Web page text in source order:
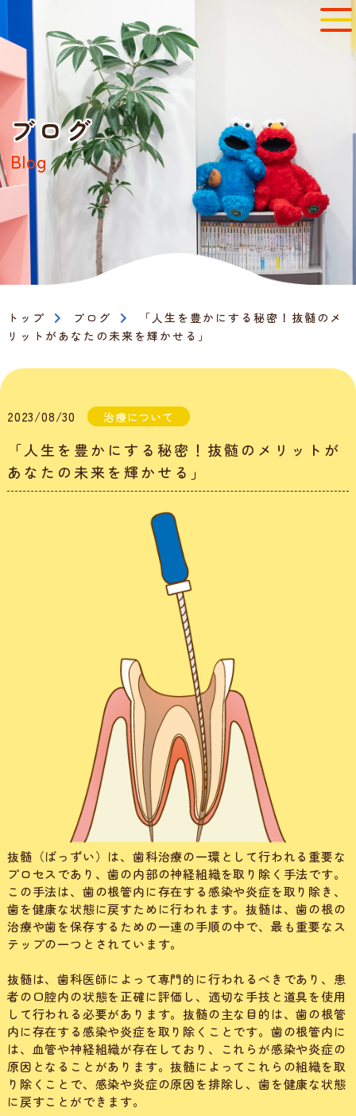
ブログ
Blog
トップ ブログ
「人生を豊かにする秘密！抜髄のメ
リットがあなたの未来を輝かせる」
2023/08/30 治療について
「人生を豊かにする秘密！抜髄のメリットが
あなたの未来を輝かせる」
抜髄（ばっずい）は、歯科治療の一環として行われる重要な
プロセスであり、歯の内部の神経組織を取り除く手法です。
この手法は、歯の根管内に存在する感染や炎症を取り除き、
歯を健康な状態に戻すために行われます。抜髄は、歯の根の
治療や歯を保存するための一連の手順の中で、最も重要なス
テップの一つとされています。
抜髄は、歯科医師によって専門的に行われるべきであり、患
者の口腔内の状態を正確に評価し、適切な手技と道具を使用
して行われる必要があります。抜髄の主な目的は、歯の根管
内に存在する感染や炎症を取り除くことです。歯の根管内に
は、血管や神経組織が存在しており、これらが感染や炎症の
原因となることがあります。抜髄によってこれらの組織を取
り除くことで、感染や炎症の原因を排除し、歯を健康な状態
に戻すことができます。